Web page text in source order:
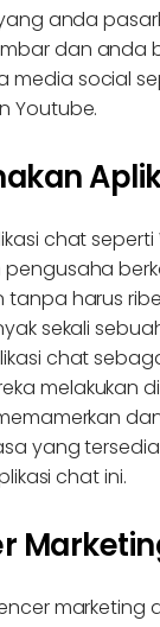
anda
dan anda
social
Youtube.
chat seperti
tanpa harus
sekali
chat
melakukan
yang
chat ini.
marketing